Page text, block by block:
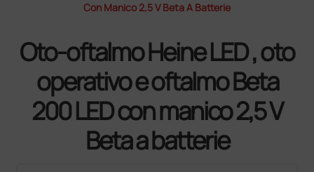
Con Manico 2,5 V Beta A Batterie
Oto-oftalmo Heine LED , oto
operativo e oftalmo Beta
200 LED con manico 2,5 V
Beta a batterie